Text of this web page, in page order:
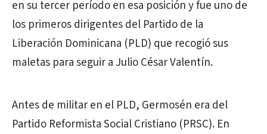
en su tercer período en esa posición y fue uno de
los primeros dirigentes del Partido de la
Liberación Dominicana (PLD) que recogió sus
maletas para seguir a Julio César Valentín.
Antes de militar en el PLD, Germosén era del
Partido Reformista Social Cristiano (PRSC). En